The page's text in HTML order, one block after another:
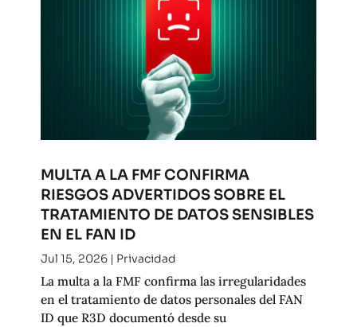
MULTA A LA FMF CONFIRMA
RIESGOS ADVERTIDOS SOBRE EL
TRATAMIENTO DE DATOS SENSIBLES
EN EL FAN ID
Jul 15, 2026| Privacidad
La multa a la FMF confirma las irregularidades
en el tratamiento de datos personales del FAN
ID que R3D documentó desde su